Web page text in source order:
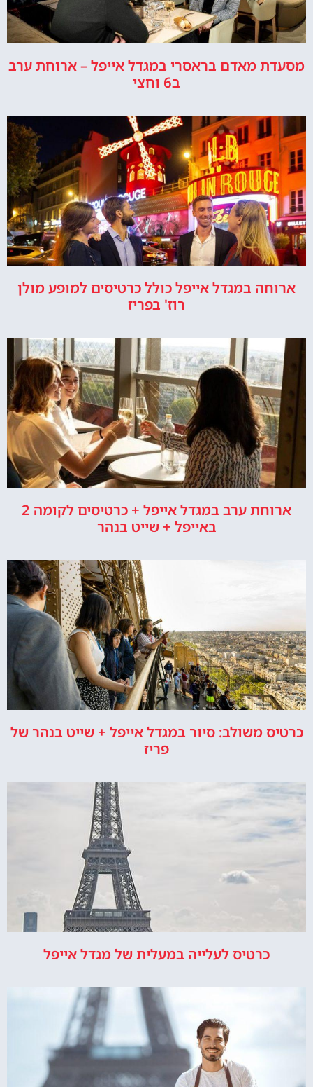
מסעדת מאדם בראסרי במגדל אייפל – ארוחת ערב
ב6 וחצי
ארוחה במגדל אייפל כולל כרטיסים למופע מולן
רוז' בפריז
ארוחת ערב במגדל אייפל + כרטיסים לקומה 2
באייפל + שייט בנהר
כרטיס משולב: סיור במגדל אייפל + שייט בנהר של
פריז
כרטיס לעלייה במעלית של מגדל אייפל